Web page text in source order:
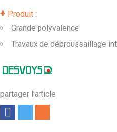
+ Produit :
Grande polyvalence
Travaux de débroussaillage
partager l'article